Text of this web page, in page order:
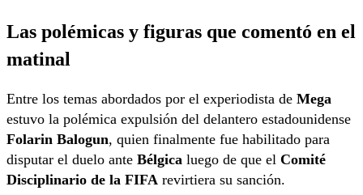
Las polémicas y figuras que comentó en el
matinal
Entre los temas abordados por el experiodista de Mega
estuvo la polémica expulsión del delantero estadounidense
Folarin Balogun, quien finalmente fue habilitado para
disputar el duelo ante Bélgica luego de que el Comité
Disciplinario de la FIFA revirtiera su sanción.